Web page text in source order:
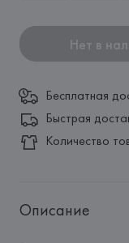
Нет в
Бесплатная
Быстрая
Количество
Описание